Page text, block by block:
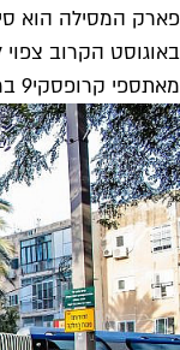
פארק המסילה הוא
באוגוסט הקרוב צפוי
מאתספי קרופסקי9 במאי 2022